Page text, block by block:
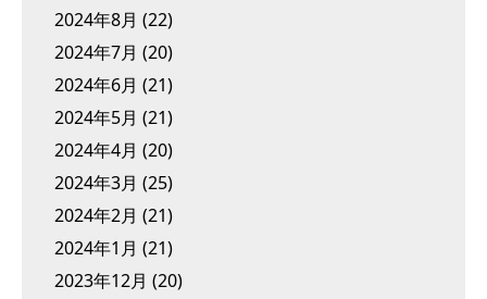
2024年8月 (22)
2024年7月 (20)
2024年6月 (21)
2024年5月 (21)
2024年4月 (20)
2024年3月 (25)
2024年2月 (21)
2024年1月 (21)
2023年12月 (20)